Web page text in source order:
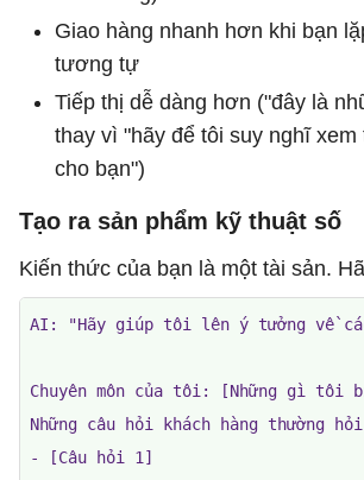
Giao hàng nhanh hơn khi bạn
tương tự
Tiếp thị dễ dàng hơn ("đây là
thay vì "hãy để tôi suy nghĩ xem
cho bạn")
Tạo ra sản phẩm kỹ thuật số
Kiến thức của bạn là một tài sản.
AI: "Hãy giúp tôi lên ý tưởng về
Chuyên môn của tôi: [Những gì tôi
Những câu hỏi khách hàng thường
- [Câu hỏi 1]